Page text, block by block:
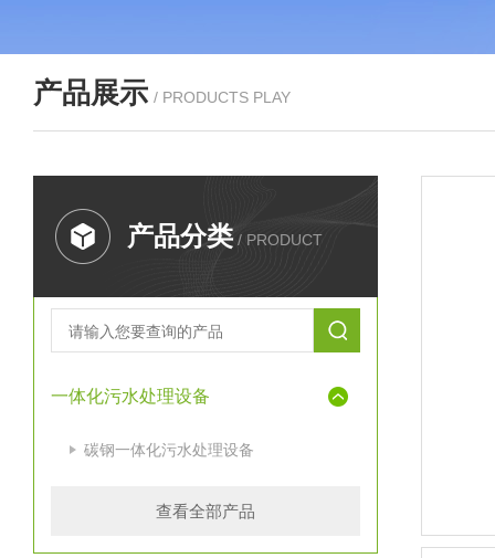
产品展示 / PRODUCTS PLAY
产品分类 / PRODUCT
一体化污水处理设备
碳钢一体化污水处理设备
查看全部产品